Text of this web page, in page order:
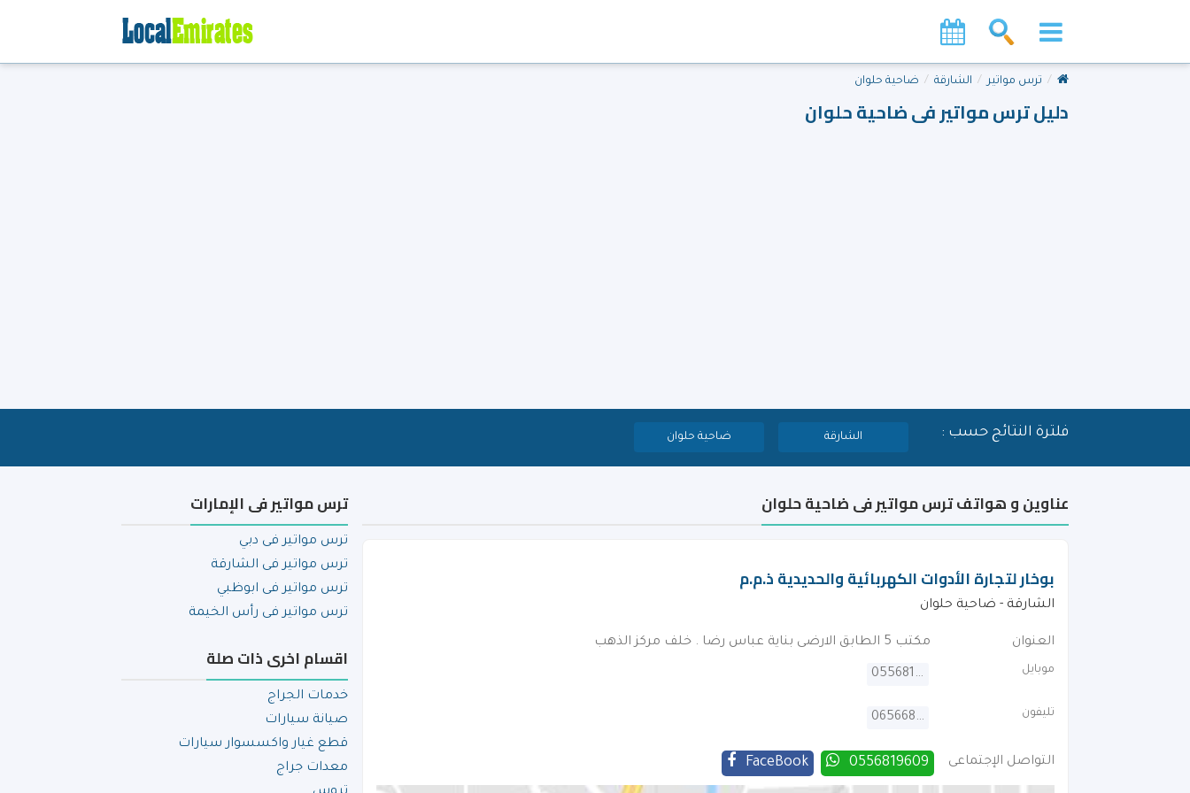
ترس مواتير الشارقة ضاحية حلوان
دليل ترس مواتير فى ضاحية حلوان
فلترة النتائج حسب : الشارقة ضاحية حلوان
عناوين و هواتف ترس مواتير فى ضاحية حلوان
بوخار لتجارة الأدوات الكهربائية والحديدية ذ.م.م
الشارقة - ضاحية حلوان
العنوان مكتب 5 الطابق الارضى بناية عباس رضا . خلف مركز الذهب
موبايل 0556819609
تليفون 065668076
التواصل الإجتماعى 0556819609
FaceBook
ترس مواتير فى الإمارات
ترس مواتير فى دبي
ترس مواتير فى الشارقة
ترس مواتير فى ابوظبي
ترس مواتير فى رأس الخيمة
اقسام اخرى ذات صلة
خدمات الجراج
صيانة سيارات
قطع غيار واكسسوار سيارات
معدات جراج